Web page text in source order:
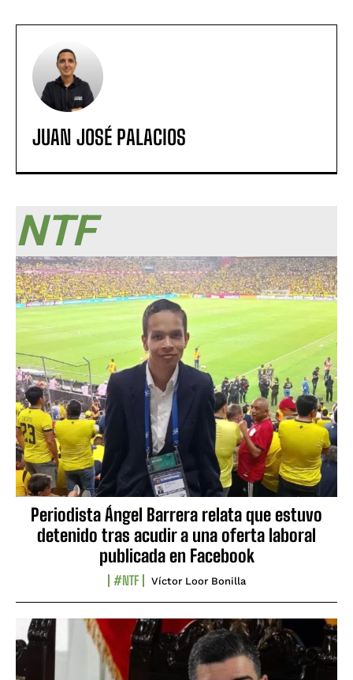
JUAN JOSÉ PALACIOS
NTF
Periodista Ángel Barrera relata que estuvo
detenido tras acudir a una oferta laboral
publicada en Facebook
#NTF Víctor Loor Bonilla